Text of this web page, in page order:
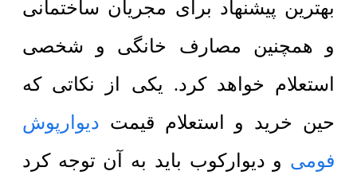
بهترین پیشنهاد برای مجریان ساختمانی
و همچنین مصارف خانگی و شخصی
استعلام خواهد کرد. یکی از نکاتی که
حین خرید و استعلام قیمت دیوارپوش
فومی و دیوارکوب باید به آن توجه کرد